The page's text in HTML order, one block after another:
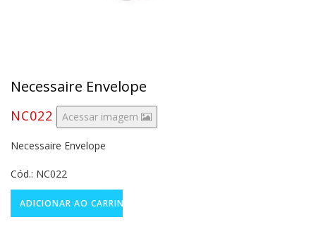
Necessaire Envelope
NC022 Acessar imagem
Necessaire Envelope
Cód.: NC022